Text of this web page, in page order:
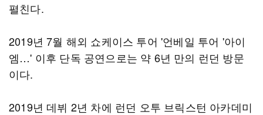
펼친다.
2019년 7월 해외 쇼케이스 투어 '언베일 투어 '아이
엠…' 이후 단독 공연으로는 약 6년 만의 런던 방문
이다.
2019년 데뷔 2년 차에 런던 오투 브릭스턴 아카데미